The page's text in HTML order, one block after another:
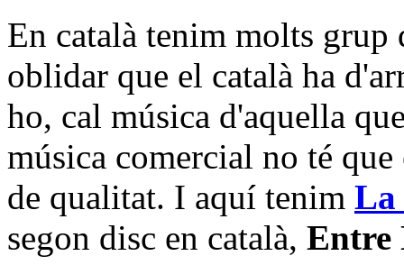
En català tenim molts grup
oblidar que el català ha
ho, cal música d'aquella
música comercial no té
de qualitat. I aquí tenim La
segon disc en català, Entre